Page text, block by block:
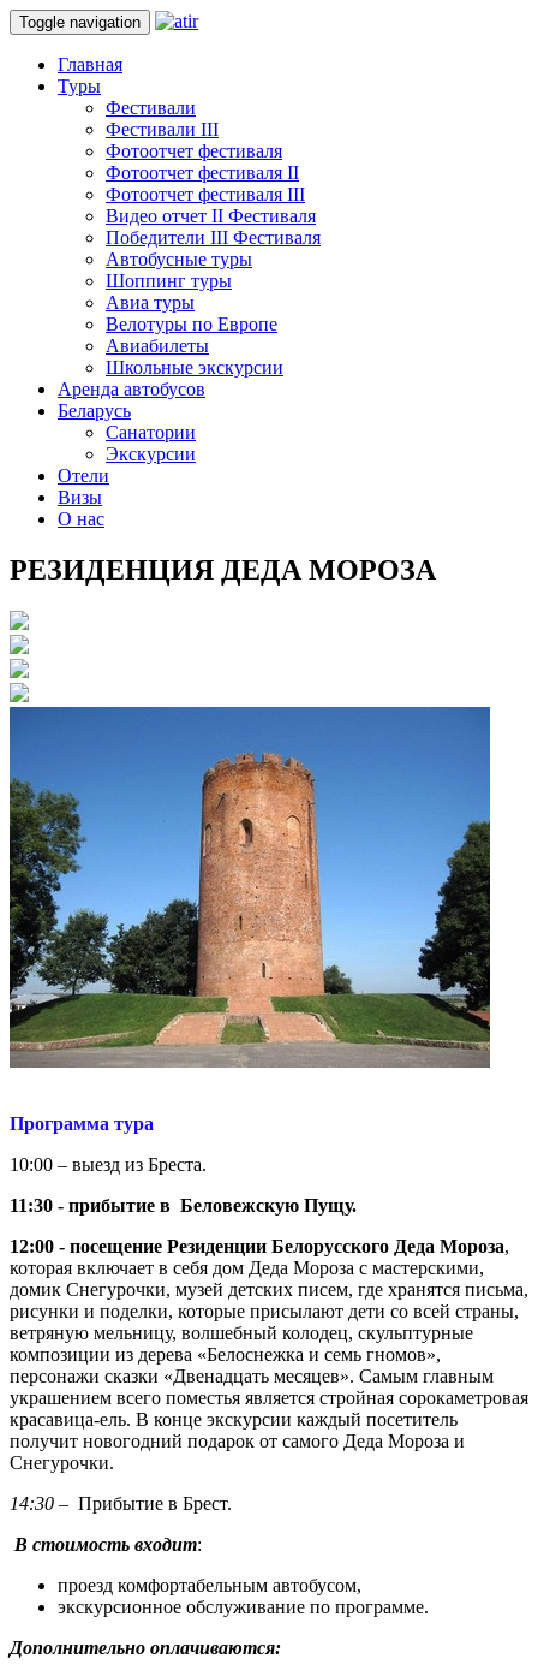
Toggle navigation
Главная
Туры
Фестивали
Фестивали III
Фотоотчет фестиваля
Фотоотчет фестиваля II
Фотоотчет фестиваля III
Видео отчет II Фестиваля
Победители III Фестиваля
Автобусные туры
Шоппинг туры
Авиа туры
Велотуры по Европе
Авиабилеты
Школьные экскурсии
Аренда автобусов
Беларусь
Санатории
Экскурсии
Отели
Визы
О нас
РЕЗИДЕНЦИЯ ДЕДА МОРОЗА
Программа тура
10:00 – выезд из Бреста.
11:30 - прибытие в Беловежскую Пущу.
12:00 - посещение Резиденции Белорусского Деда Мороза,
которая включает в себя дом Деда Мороза с мастерскими,
домик Снегурочки, музей детских писем, где хранятся письма,
рисунки и поделки, которые присылают дети со всей страны,
ветряную мельницу, волшебный колодец, скульптурные
композиции из дерева «Белоснежка и семь гномов»,
персонажи сказки «Двенадцать месяцев». Самым главным
украшением всего поместья является стройная сорокаметровая
красавица-ель. В конце экскурсии каждый посетитель
получит новогодний подарок от самого Деда Мороза и
Снегурочки.
14:30 – Прибытие в Брест.
В стоимость входит:
проезд комфортабельным автобусом,
экскурсионное обслуживание по программе.
Дополнительно оплачиваются: